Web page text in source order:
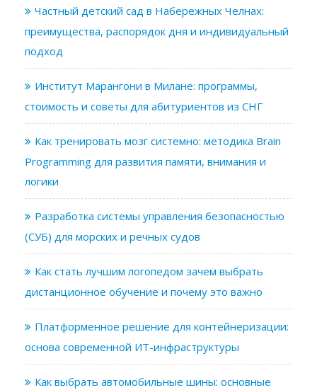
Частный детский сад в Набережных Челнах:
преимущества, распорядок дня и индивидуальный
подход
Институт Марангони в Милане: программы,
стоимость и советы для абитуриентов из СНГ
Как тренировать мозг системно: методика Brain
Programming для развития памяти, внимания и
логики
Разработка системы управления безопасностью
(СУБ) для морских и речных судов
Как стать лучшим логопедом зачем выбрать
дистанционное обучение и почему это важно
Платформенное решение для контейнеризации:
основа современной ИТ-инфраструктуры
Как выбрать автомобильные шины: основные